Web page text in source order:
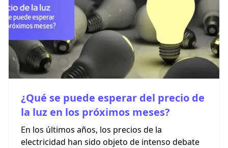
¿Qué se puede esperar del precio de
la luz en los próximos meses?
En los últimos años, los precios de la
electricidad han sido objeto de intenso debate